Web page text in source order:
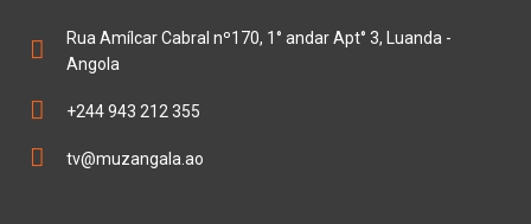
Rua Amílcar Cabral nº170, 1° andar Apt° 3, Luanda -
Angola
+244 943 212 355
tv@muzangala.ao